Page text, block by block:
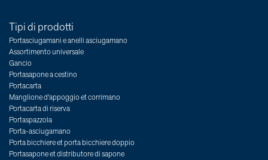
Tipi di prodotti
Portasciugamani e anelli asciugamano
Assortimento universale
Gancio
Portasapone a cestino
Portacarta
Manglione d'appoggio et corrimano
Portacarta di riserva
Portaspazzola
Porta-asciugamano
Porta bicchiere et porta bicchiere doppio
Portasapone et distributore di sapone